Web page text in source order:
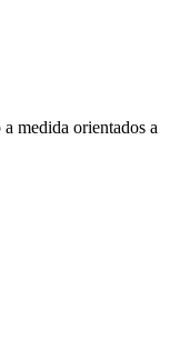
medida orientados a